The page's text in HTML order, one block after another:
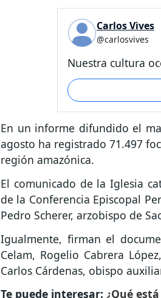
Carlos Vives
@carlosvives
Nuestra cultura
En un informe difundido el
agosto ha registrado 71.497
región amazónica.
El comunicado de la Iglesia
de la Conferencia Episcopal
Pedro Scherer, arzobispo de
Igualmente, firman el
Celam, Rogelio Cabrera
Carlos Cárdenas, obispo
Te puede interesar: ¿Qué